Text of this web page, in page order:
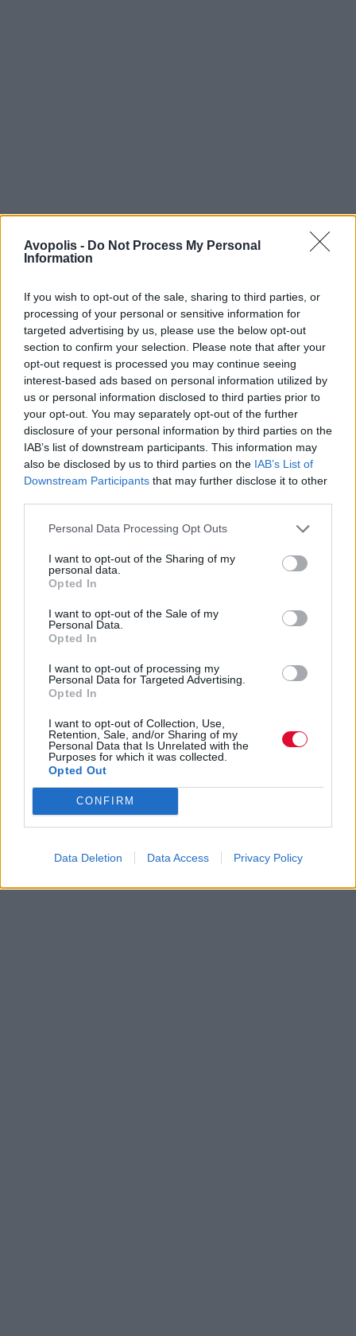
Avopolis - Do Not Process My Personal
Information
If you wish to opt-out of the sale, sharing to third parties, or
processing of your personal or sensitive information for
targeted advertising by us, please use the below opt-out
section to confirm your selection. Please note that after your
opt-out request is processed you may continue seeing
interest-based ads based on personal information utilized by
us or personal information disclosed to third parties prior to
your opt-out. You may separately opt-out of the further
disclosure of your personal information by third parties on the
IAB’s list of downstream participants. This information may
also be disclosed by us to third parties on the IAB’s List of
Downstream Participants that may further disclose it to other
Personal Data Processing Opt Outs
I want to opt-out of the Sharing of my
personal data.
Opted In
I want to opt-out of the Sale of my
Personal Data.
Opted In
I want to opt-out of processing my
Personal Data for Targeted Advertising.
Opted In
I want to opt-out of Collection, Use,
Retention, Sale, and/or Sharing of my
Personal Data that Is Unrelated with the
Purposes for which it was collected.
Opted Out
CONFIRM
Data Deletion Data Access Privacy Policy